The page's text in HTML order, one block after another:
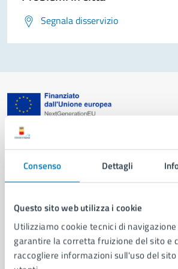
Consenso Dettagli
Questo sito web utilizza i cookie
Utilizziamo cookie tecnici di
garantire la corretta fruizione del sito e
raccogliere informazioni sull'uso del
Segnala disservizio
Organi di governo
Municipalità
Uffici
Enti e fondazioni
Politici